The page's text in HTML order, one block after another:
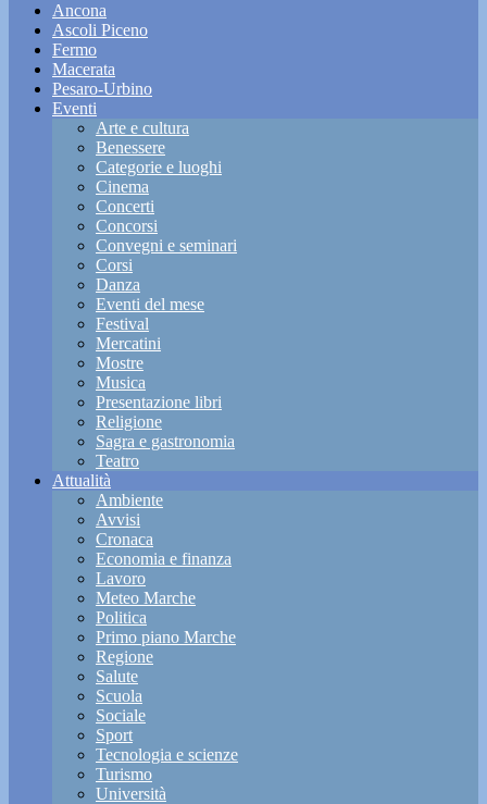
Ancona
Ascoli Piceno
Fermo
Macerata
Pesaro-Urbino
Eventi
Arte e cultura
Benessere
Categorie e luoghi
Cinema
Concerti
Concorsi
Convegni e seminari
Corsi
Danza
Eventi del mese
Festival
Mercatini
Mostre
Musica
Presentazione libri
Religione
Sagra e gastronomia
Teatro
Attualità
Ambiente
Avvisi
Cronaca
Economia e finanza
Lavoro
Meteo Marche
Politica
Primo piano Marche
Regione
Salute
Scuola
Sociale
Sport
Tecnologia e scienze
Turismo
Università